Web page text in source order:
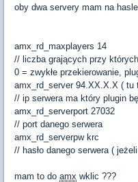
oby dwa servery mam na
amx_rd_maxplayers 14
// liczba grających przy
0 = zwykłe przekierowanie,
amx_rd_server 94.XX.X.X ( tu
// ip serwera ma który plugin
amx_rd_serverport 27032
// port danego serwera
amx_rd_serverpw krc
// hasło danego serwera (
mam to do amx wklic ???